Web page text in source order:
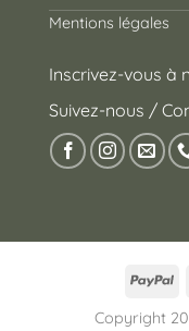
Mentions légales
Inscrivez-vous à
Suivez-nous /
Copyright